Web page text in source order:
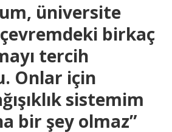
üniversite
çevremdeki birkaç
tercih
Onlar için
sistemim
bir şey olmaz”